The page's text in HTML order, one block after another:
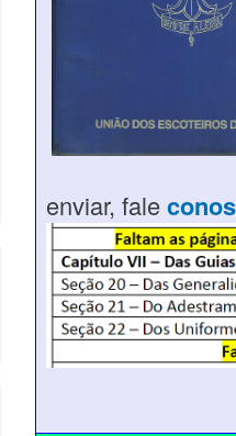
enviar, fale